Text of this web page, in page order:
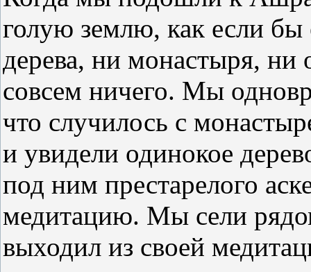
голую землю, как если
дерева, ни монастыря, ни
совсем ничего. Мы
что случилось с
и увидели одинокое
под ним престарелого
медитацию. Мы сели
выходил из своей